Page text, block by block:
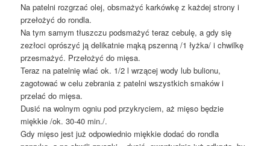
Na patelni rozgrzać olej, obsmażyć karkówkę z każdej strony i
przełożyć do rondla.
Na tym samym tłuszczu podsmażyć teraz cebulę, a gdy się
zezłoci oprószyć ją delikatnie mąką pszenną /1 łyżka/ i chwilkę
przesmażyć. Przełożyć do mięsa.
Teraz na patelnię wlać ok. 1/2 l wrzącej wody lub bulionu,
zagotować w celu zebrania z patelni wszystkich smaków i
przelać do mięsa.
Dusić na wolnym ogniu pod przykryciem, aż mięso będzie
miękkie /ok. 30-40 min./.
Gdy mięso jest już odpowiednio miękkie dodać do rondla